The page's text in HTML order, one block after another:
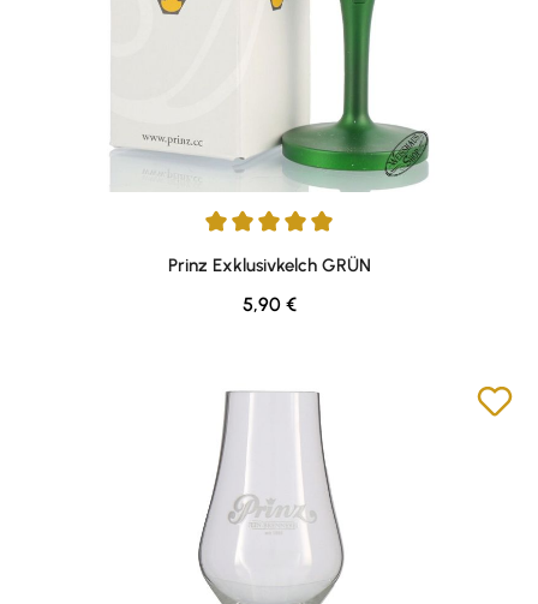
Durchschnittliche Bewertung von 5 von 5 Sternen
Prinz Exklusivkelch GRÜN
Regulärer Preis:
5,90 €